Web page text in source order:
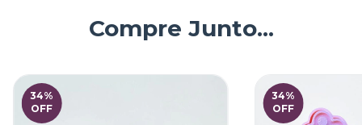
Compre Junto...
34%
OFF
34%
OFF